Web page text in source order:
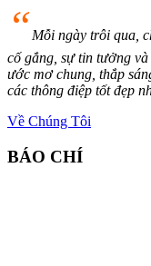
“Mỗi ngày trôi qua,
cố gắng, sự tin tưởng
ước mơ chung, thắp
các thông điệp tốt đẹp
Về Chúng Tôi
BÁO CHÍ